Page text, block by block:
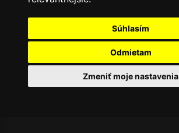
Súhlasím
Odmietam
Zmeniť moje nastavenia